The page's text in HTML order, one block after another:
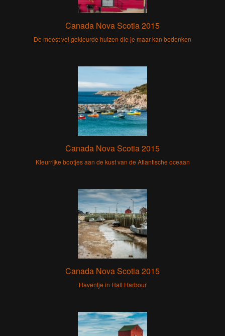
Canada Nova Scotia 2015
De meest vel gekleurde huizen die je maar kan bedenken
Canada Nova Scotia 2015
Kleurrijke bootjes aan de kust van de Atlantische oceaan
Canada Nova Scotia 2015
Haventje in Hall Harbour